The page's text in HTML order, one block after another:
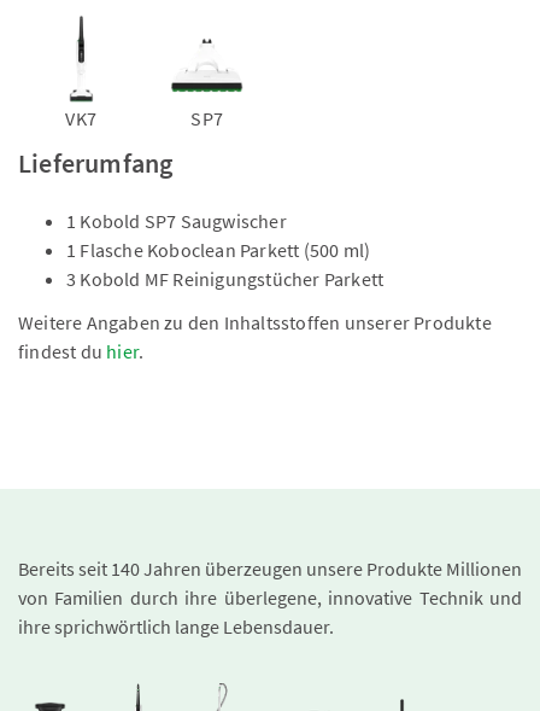
VK7 SP7
Lieferumfang
1 Kobold SP7 Saugwischer
1 Flasche Koboclean Parkett (500 ml)
3 Kobold MF Reinigungstücher Parkett
Weitere Angaben zu den Inhaltsstoffen unserer Produkte
findest du hier.
Bereits seit 140 Jahren überzeugen unsere Produkte Millionen
von Familien durch ihre überlegene, innovative Technik und
ihre sprichwörtlich lange Lebensdauer.